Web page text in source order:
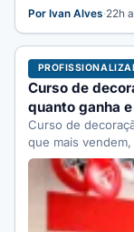
Por Ivan Alves·22h
Curso de
quanto ganha
Curso de
que mais